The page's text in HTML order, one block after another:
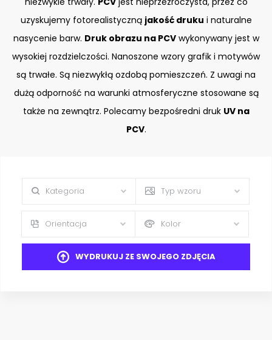
uzyskujemy fotorealistyczną jakość druku i naturalne
nasycenie barw. Druk obrazu na PCVwykonywany jest w
wysokiej rozdzielczości. Nanoszone wzory grafik i motywów
są trwałe. Są niezwykłą ozdobą pomieszczeń. Z uwagi na
dużą odporność na warunki atmosferyczne stosowane są
także na zewnątrz. Polecamy bezpośredni druk UV na
PCV.
Kategoria Typ wzoru
Orientacja Kolor
WYDRUKUJ ZE SWOJEGO ZDJĘCIA